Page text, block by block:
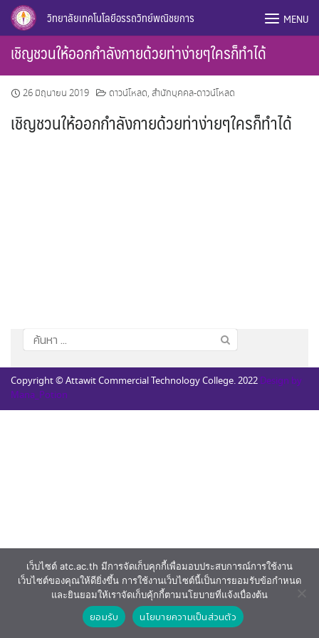
Skip
content
วิทยาลัยเทคโนโลยีอรรถวิทย์พณิชยการ MENU
เชิญชวนให้ออกกำลังกายด้วยท่าง่ายๆใครก็ทำได้
26 มิถุนายน 2019 ดาวน์โหลด, สำนักบุคคล-ดาวน์โหลด
เชิญชวนให้ออกกำลังกายด้วยท่าง่ายๆใครก็ทำได้
ค้นหา
สำหรับ:
Copyright © Attawit Commercial Technology College. 2022 Design by
Mana_Potion
เว็บไซต์ atc.ac.th มีการจัดเก็บคุกกี้เพื่อมอบประสบการณ์การใช้งาน
เว็บไซต์ของคุณให้ดียิ่งขึ้น การใช้งานเว็บไซต์นี้เป็นการยอมรับข้อกำหนด
และยินยอมให้เราจัดเก็บคุ้กกี้ตามนโยบายที่แจ้งเบื่องต้น
ยอมรับ นโยบายความเป็นส่วนตัว